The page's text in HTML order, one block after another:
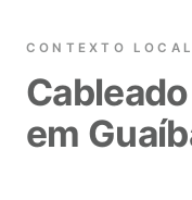
CONTEXTO LOCAL
em